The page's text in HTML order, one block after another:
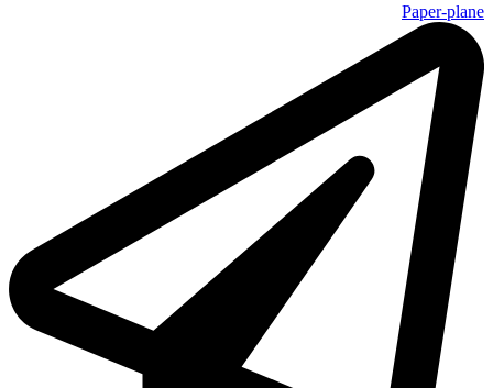
Paper-plane